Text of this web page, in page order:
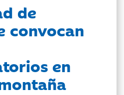
de
convocan
en